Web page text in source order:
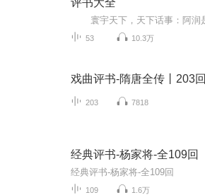
53 10.3万
戏曲评书-隋唐全传丨203回
203 7818
经典评书-杨家将-全109回
经典评书-杨家将-全109回
109 1.6万